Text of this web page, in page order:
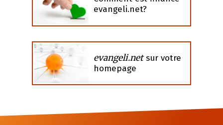
evangeli.net?
evangeli.netsur votre
homepage